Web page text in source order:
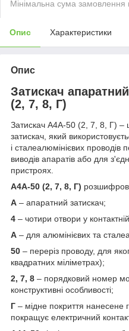
Мінімальна сума
Опис Характеристики
Опис
Затискач
(2, 7, 8, Г)
Затискач А4А-50 (2, 7, 8, Г) –
затискач, який
і сталеалюмінієвих
виводів апаратів або для
пристроях.
А4А-50 (2, 7, 8, Г)
А – апаратний затискач;
4 – чотири отвори у
А – для алюмінієвих та
50 – переріз проводу, для
квадратних міліметрах);
2, 7, 8 – порядковий номер
конструктивні особливості;
Г – мідне покриття
покращує електричний